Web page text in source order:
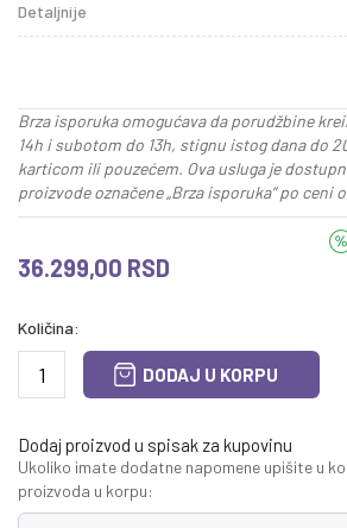
Detaljnije
Brza isporuka omogućava da porudžbine
14h i subotom do 13h, stignu istog dana do
karticom ili pouzećem. Ova usluga je
proizvode označene „Brza isporuka“ po ceni
36.299,00 RSD
Količina:
DODAJ U KORPU
Dodaj proizvod u spisak za kupovinu
Ukoliko imate dodatne napomene upišite u
proizvoda u korpu: